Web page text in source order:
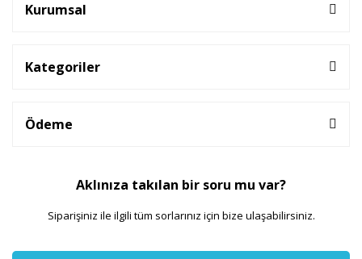
Kurumsal
Kategoriler
Ödeme
Aklınıza takılan bir soru mu var?
Siparişiniz ile ilgili tüm sorlarınız için bize ulaşabilirsiniz.